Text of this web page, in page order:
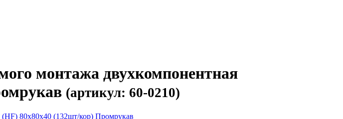
монтажа двухкомпонентная
(артикул: 60-0210)